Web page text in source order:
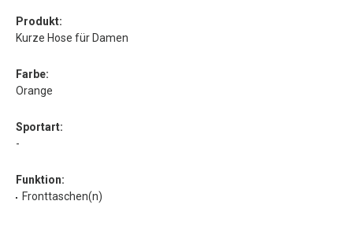
Produkt:
Kurze Hose für Damen
Farbe:
Orange
Sportart:
-
Funktion:
Fronttaschen(n)